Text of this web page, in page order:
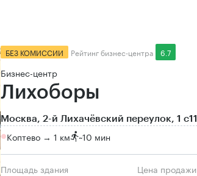
БЕЗ КОМИССИИ Рейтинг бизнес-центра 6.7
Бизнес-центр
Лихоборы
Москва, 2-й Лихачёвский переулок, 1 с11
Коптево → 1 км ~10 мин
Площадь здания Цена продажи